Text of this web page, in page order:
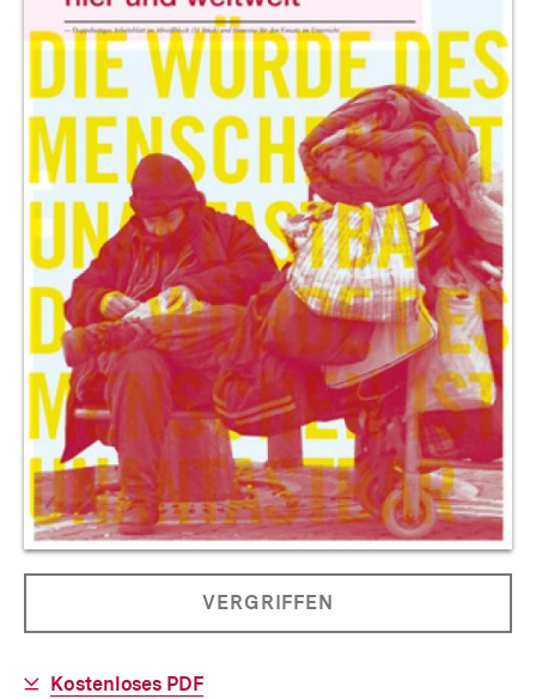
PRODUKT
NICHT
VERGRIFFEN
Download-
Kostenloses PDF